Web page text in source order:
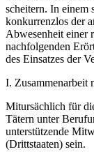
scheitern. In einem
konkurrenzlos der
Abwesenheit einer
nachfolgenden
des Einsatzes der
I. Zusammenarbeit
Mitursächlich für
Tätern unter
unterstützende
(Drittstaaten) sein.